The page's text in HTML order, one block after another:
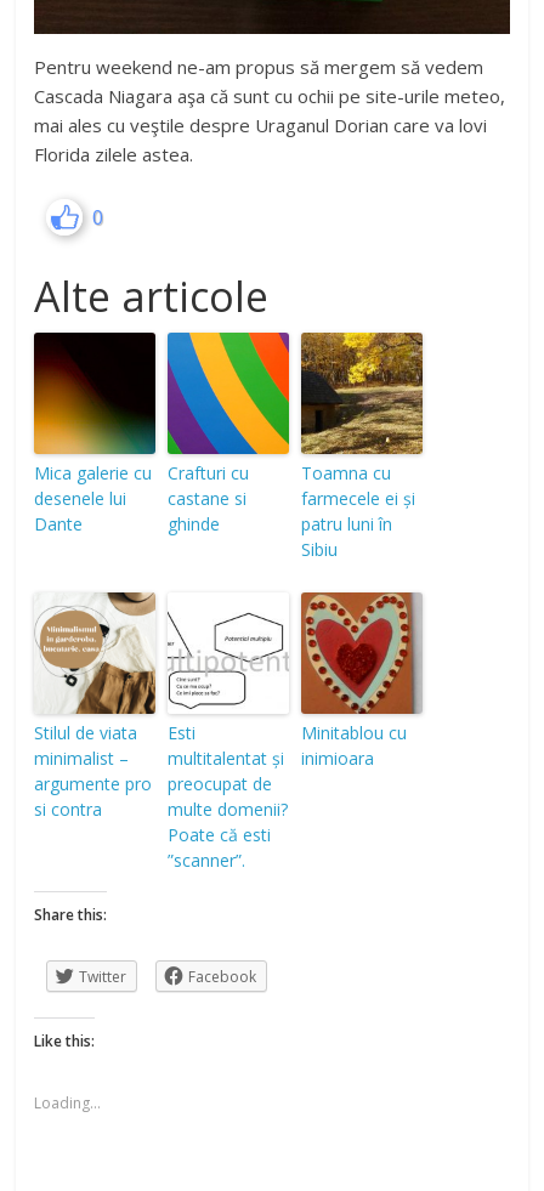
Pentru weekend ne-am propus să mergem să vedem
Cascada Niagara aşa că sunt cu ochii pe site-urile meteo,
mai ales cu veştile despre Uraganul Dorian care va lovi
Florida zilele astea.
0
Alte articole
Mica galerie cu
desenele lui
Dante
Crafturi cu
castane si
ghinde
Toamna cu
farmecele ei și
patru luni în
Sibiu
Stilul de viata
minimalist –
argumente pro
si contra
Esti
multitalentat și
preocupat de
multe domenii?
Poate că esti
”scanner”.
Minitablou cu
inimioara
Share this:
Twitter Facebook
Like this:
Loading...